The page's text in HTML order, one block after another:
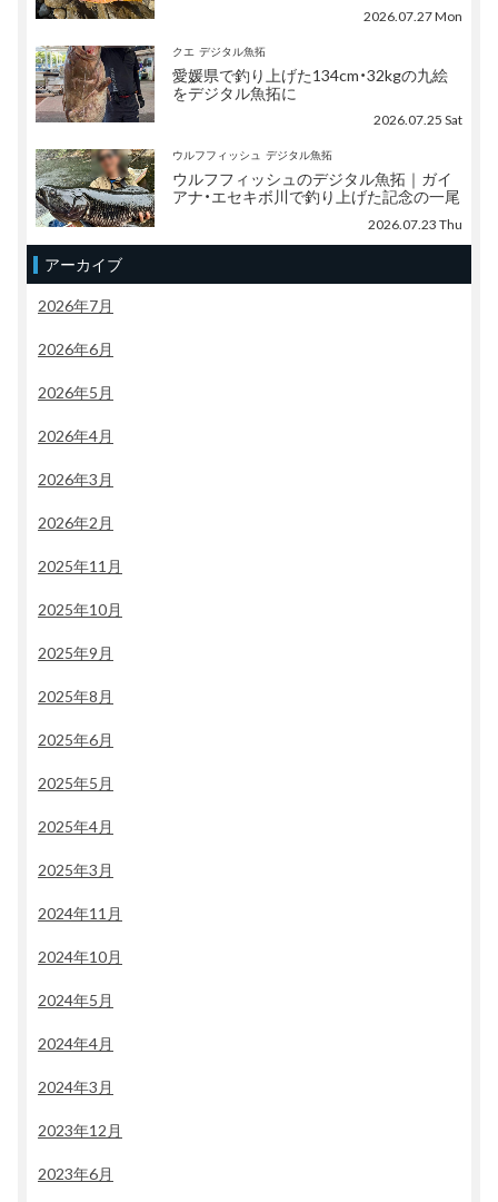
2026.07.27 Mon
クエ デジタル魚拓
愛媛県で釣り上げた134cm・32kgの九絵
をデジタル魚拓に
2026.07.25 Sat
ウルフフィッシュ デジタル魚拓
ウルフフィッシュのデジタル魚拓｜ガイ
アナ・エセキボ川で釣り上げた記念の一尾
2026.07.23 Thu
アーカイブ
2026年7月
2026年6月
2026年5月
2026年4月
2026年3月
2026年2月
2025年11月
2025年10月
2025年9月
2025年8月
2025年6月
2025年5月
2025年4月
2025年3月
2024年11月
2024年10月
2024年5月
2024年4月
2024年3月
2023年12月
2023年6月